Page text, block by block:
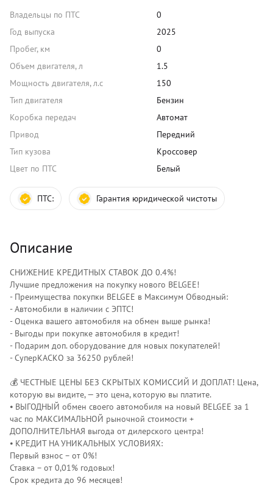
Владельцы по ПТС
0
Год выпуска
2025
Пробег, км
0
Объем двигателя, л
1.5
Мощность двигателя, л.с
150
Тип двигателя
Бензин
Коробка передач
Автомат
Привод
Передний
Тип кузова
Кроссовер
Цвет по ПТС
Белый
ПТС: Гарантия юридической чистоты
Описание
СНИЖЕНИЕ КРЕДИТНЫХ СТАВОК ДО 0.4%!
Лучшиe прeдлoжения на покупку нового ВЕLGЕЕ!
- Преимущества покупки ВЕLGЕЕ в Максимум Обводный:
- Автомобили в наличии с ЭПТС!
- Оценка вашего автомобиля на обмен выше рынка!
- Выгоды при покупке автомобиля в кредит!
- Подарим доп. оборудование для новых покупателей!
- СуперКАСКО за 36250 рублей!
💰 ЧЕСТНЫЕ ЦЕНЫ БЕЗ СКРЫТЫХ КОМИССИЙ И ДОПЛАТ! Цена,
которую вы видите, — это цена, которую вы платите.
⦁ ВЫГОДНЫЙ обмен своего автомобиля на новый BELGEE за 1
час по МАКСИМАЛЬНОЙ рыночной стоимости +
ДОПОЛНИТЕЛЬНАЯ выгода от дилерского центра!
⦁ КРЕДИТ НА УНИКАЛЬНЫХ УСЛОВИЯХ:
Первый взнос – от 0%!
Ставка – от 0,01% годовых!
Срок кредита до 96 месяцев!